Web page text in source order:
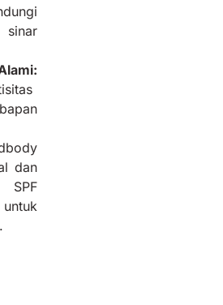
sinar
dan